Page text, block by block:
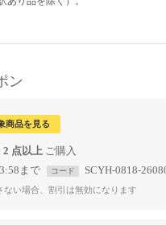
ン
商品を見る
2 点以上
まで コード SCYH-0818-
い場合、割引は無効になります